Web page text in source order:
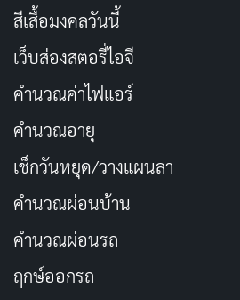
สีเสื้อมงคลวันนี้
เว็บส่องสตอรี่ไอจี
คำนวณค่าไฟแอร์
คำนวณอายุ
เช็กวันหยุด/วางแผนลา
คำนวณผ่อนบ้าน
คำนวณผ่อนรถ
ฤกษ์ออกรถ